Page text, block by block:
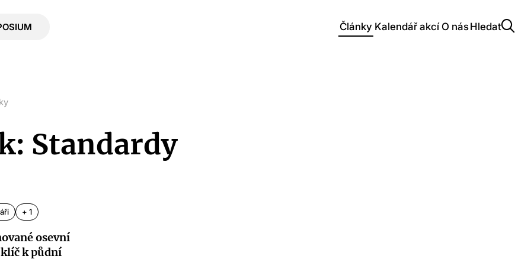
Články Kalendář akcí O násHledat
Standardy
+ 1
osevní
k půdní